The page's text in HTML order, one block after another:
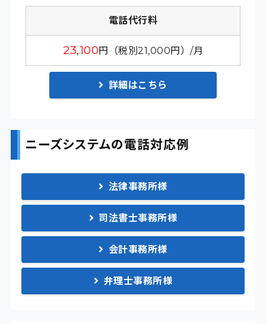
電話代行料
23,100円（税別21,000円）/月
詳細はこちら
ニーズシステムの電話対応例
法律事務所様
司法書士事務所様
会計事務所様
弁理士事務所様